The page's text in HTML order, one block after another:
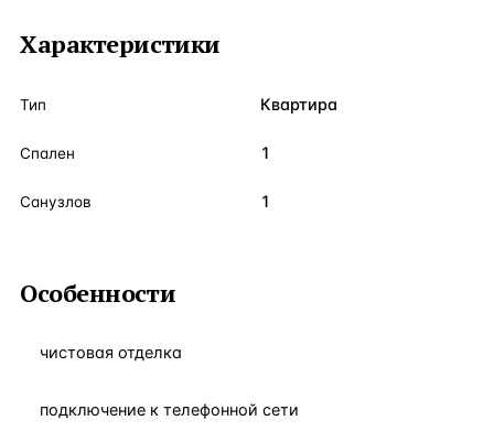
Характеристики
Тип Квартира
Спален 1
Санузлов 1
Особенности
чистовая отделка
подключение к телефонной сети